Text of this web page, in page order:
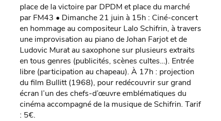
place de la victoire par DPDM et place du marché
par FM43 • Dimanche 21 juin à 15h : Ciné-concert
en hommage au compositeur Lalo Schifrin, à travers
une improvisation au piano de Johan Farjot et de
Ludovic Murat au saxophone sur plusieurs extraits
en tous genres (publicités, scènes cultes…). Entrée
libre (participation au chapeau). À 17h : projection
du film Bullitt (1968), pour redécouvrir sur grand
écran l’un des chefs-d’œuvre emblématiques du
cinéma accompagné de la musique de Schifrin. Tarif
: 5€.